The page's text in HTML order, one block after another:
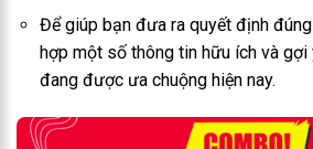
Để giúp bạn đưa ra quyết định
hợp một số thông tin hữu ích và
đang được ưa chuộng hiện nay.